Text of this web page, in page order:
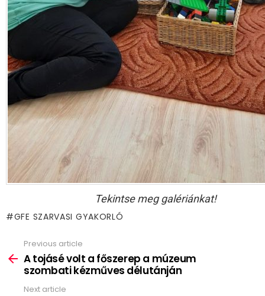
Tekintse meg galériánkat!
GFE SZARVASI GYAKORLÓ
more
Previous article
A tojásé volt a főszerep a múzeum
szombati kézműves délutánján
Next article